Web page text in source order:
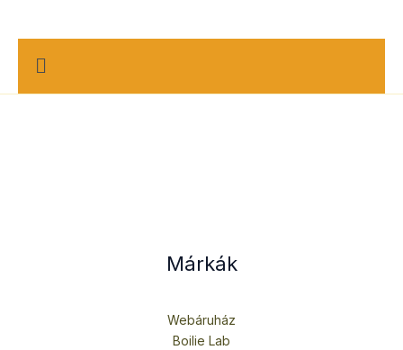
M
e
n
Márkák
Webáruház
Boilie Lab